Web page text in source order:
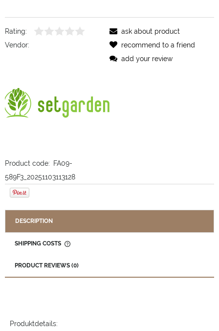
Rating:
Vendor:
Product code:
FA09-
589F3_20251103113128
ask about product
recommend to a friend
add your review
DESCRIPTION
SHIPPING COSTS
PRODUCT REVIEWS (0)
Produktdetails: